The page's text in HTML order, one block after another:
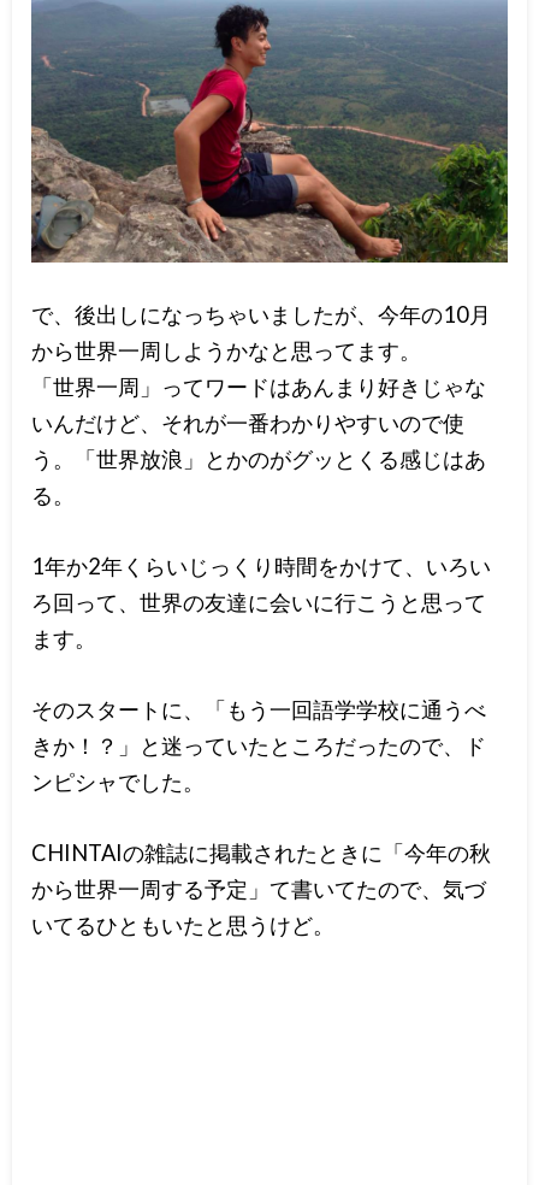
で、後出しになっちゃいましたが、今年の10月
から世界一周しようかなと思ってます。
「世界一周」ってワードはあんまり好きじゃな
いんだけど、それが一番わかりやすいので使
う。「世界放浪」とかのがグッとくる感じはあ
る。
1年か2年くらいじっくり時間をかけて、いろい
ろ回って、世界の友達に会いに行こうと思って
ます。
そのスタートに、「もう一回語学学校に通うべ
きか！？」と迷っていたところだったので、ド
ンピシャでした。
CHINTAIの雑誌に掲載されたときに「今年の秋
から世界一周する予定」て書いてたので、気づ
いてるひともいたと思うけど。